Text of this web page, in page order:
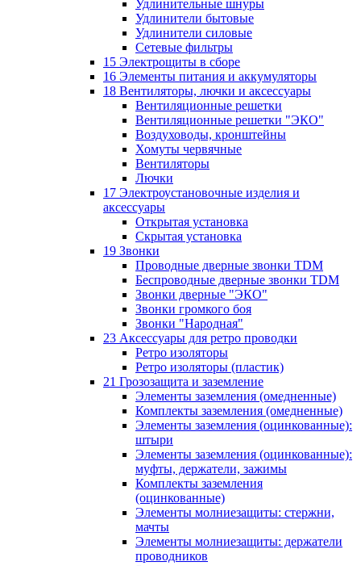
Удлинительные шнуры
Удлинители бытовые
Удлинители силовые
Сетевые фильтры
15 Электрощиты в сборе
16 Элементы питания и аккумуляторы
18 Вентиляторы, лючки и аксессуары
Вентиляционные решетки
Вентиляционные решетки "ЭКО"
Воздуховоды, кронштейны
Хомуты червячные
Вентиляторы
Лючки
17 Электроустановочные изделия и
аксессуары
Открытая установка
Скрытая установка
19 Звонки
Проводные дверные звонки TDM
Беспроводные дверные звонки TDM
Звонки дверные "ЭКО"
Звонки громкого боя
Звонки "Народная"
23 Аксессуары для ретро проводки
Ретро изоляторы
Ретро изоляторы (пластик)
21 Грозозащита и заземление
Элементы заземления (омедненные)
Комплекты заземления (омедненные)
Элементы заземления (оцинкованные):
штыри
Элементы заземления (оцинкованные):
муфты, держатели, зажимы
Комплекты заземления
(оцинкованные)
Элементы молниезащиты: стержни,
мачты
Элементы молниезащиты: держатели
проводников